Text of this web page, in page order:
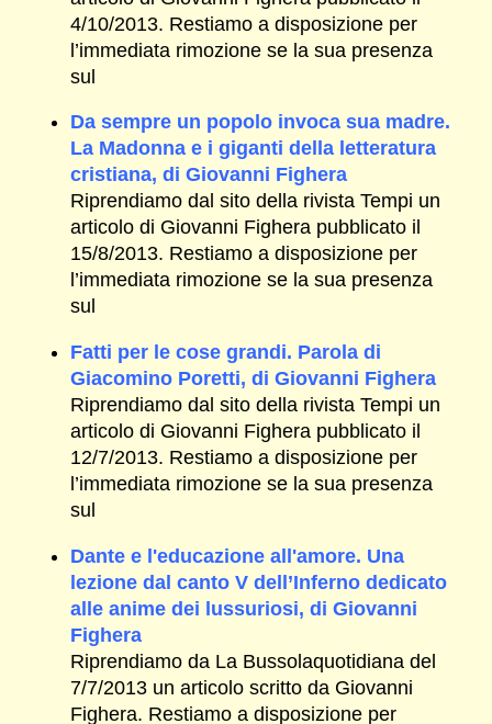
4/10/2013. Restiamo a disposizione per
l’immediata rimozione se la sua presenza
sul
Da sempre un popolo invoca sua madre.
La Madonna e i giganti della letteratura
cristiana, di Giovanni Fighera
Riprendiamo dal sito della rivista Tempi un
articolo di Giovanni Fighera pubblicato il
15/8/2013. Restiamo a disposizione per
l’immediata rimozione se la sua presenza
sul
Fatti per le cose grandi. Parola di
Giacomino Poretti, di Giovanni Fighera
Riprendiamo dal sito della rivista Tempi un
articolo di Giovanni Fighera pubblicato il
12/7/2013. Restiamo a disposizione per
l’immediata rimozione se la sua presenza
sul
Dante e l'educazione all'amore. Una
lezione dal canto V dell’Inferno dedicato
alle anime dei lussuriosi, di Giovanni
Fighera
Riprendiamo da La Bussolaquotidiana del
7/7/2013 un articolo scritto da Giovanni
Fighera. Restiamo a disposizione per